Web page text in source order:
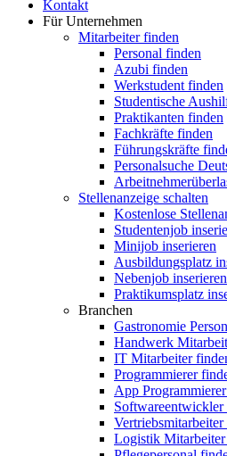
Kontakt
Für Unternehmen
Mitarbeiter finden
Personal finden
Azubi finden
Werkstudent finden
Studentische
Praktikanten finden
Fachkräfte finden
Führungskräfte
Personalsuche
Stellenanzeige schalten
Kostenlose
Studentenjob
Minijob inserieren
Ausbildungsplatz
Nebenjob inserieren
Praktikumsplatz
Branchen
Gastronomie
Handwerk
IT Mitarbeiter
Programmierer
App
Softwareentwickler
Vertriebsmitarbeiter
Logistik